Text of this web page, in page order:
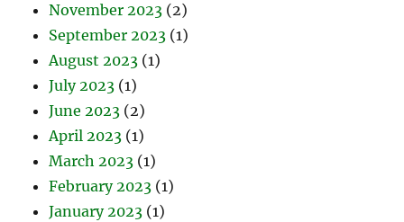
November 2023 (2)
September 2023 (1)
August 2023 (1)
July 2023 (1)
June 2023 (2)
April 2023 (1)
March 2023 (1)
February 2023 (1)
January 2023 (1)